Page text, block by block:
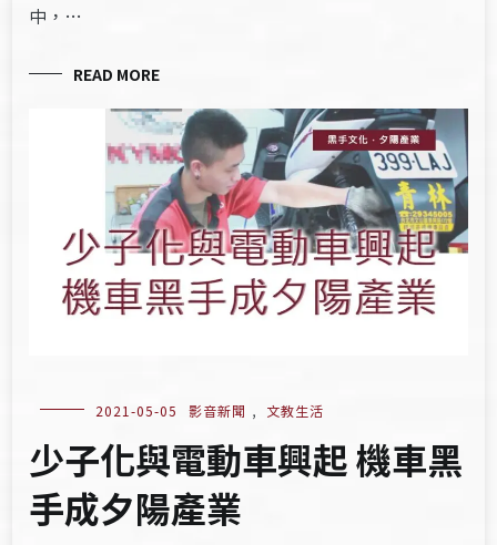
中，…
READ MORE
2021-05-05 影音新聞 , 文教生活
少子化與電動車興起 機車黑
手成夕陽產業